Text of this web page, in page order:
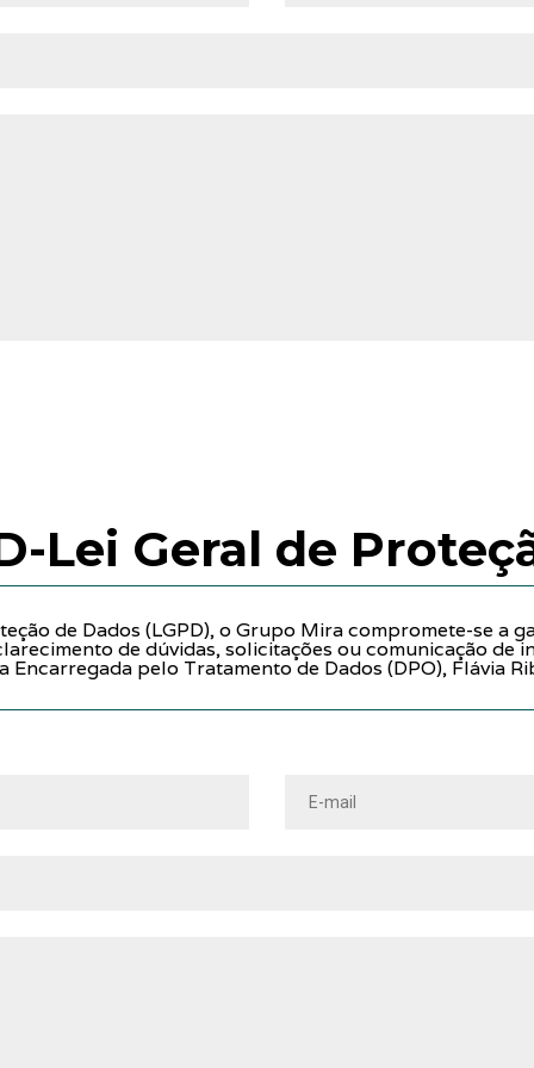
Lei Geral de
de Dados (LGPD), o Grupo Mira compromete-se a
de dúvidas, solicitações ou comunicação
Encarregada pelo Tratamento de Dados (DPO), Flávia